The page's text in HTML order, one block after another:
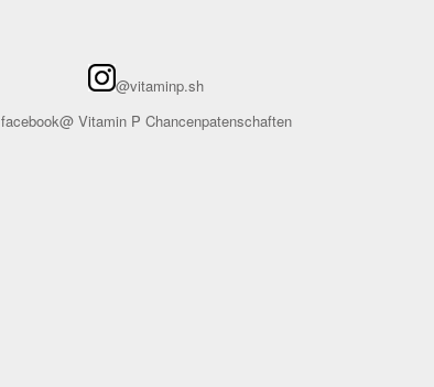
@vitaminp.sh
facebook@ Vitamin P Chancenpatenschaften